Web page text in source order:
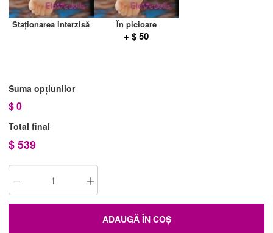
Staționarea interzisă În picioare
+ $ 50
Suma opțiunilor
$0
Total final
$539
ADAUGĂ ÎN COȘ